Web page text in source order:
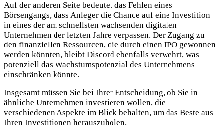
Auf der anderen Seite bedeutet das Fehlen eines
Börsengangs, dass Anleger die Chance auf eine Investition
in eines der am schnellsten wachsenden digitalen
Unternehmen der letzten Jahre verpassen. Der Zugang zu
den finanziellen Ressourcen, die durch einen IPO gewonnen
werden könnten, bleibt Discord ebenfalls verwehrt, was
potenziell das Wachstumspotenzial des Unternehmens
einschränken könnte.
Insgesamt müssen Sie bei Ihrer Entscheidung, ob Sie in
ähnliche Unternehmen investieren wollen, die
verschiedenen Aspekte im Blick behalten, um das Beste aus
Ihren Investitionen herauszuholen.